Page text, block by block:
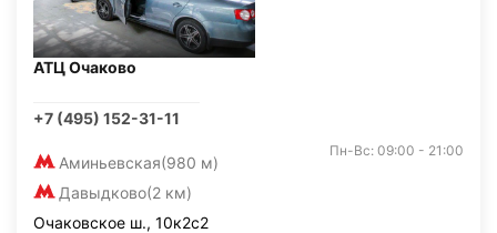
АТЦ Очаково
+7 (495) 152-31-11
Аминьевская(980 м)
Давыдково(2 км)
Пн-Вс: 09:00 - 21:00
Очаковское ш., 10к2с2